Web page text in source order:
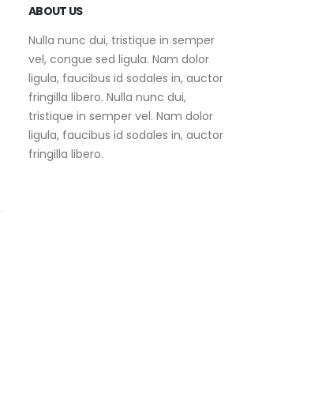
ABOUT US
Nulla nunc dui, tristique in semper
vel, congue sed ligula. Nam dolor
ligula, faucibus id sodales in, auctor
fringilla libero. Nulla nunc dui,
tristique in semper vel. Nam dolor
ligula, faucibus id sodales in, auctor
fringilla libero.